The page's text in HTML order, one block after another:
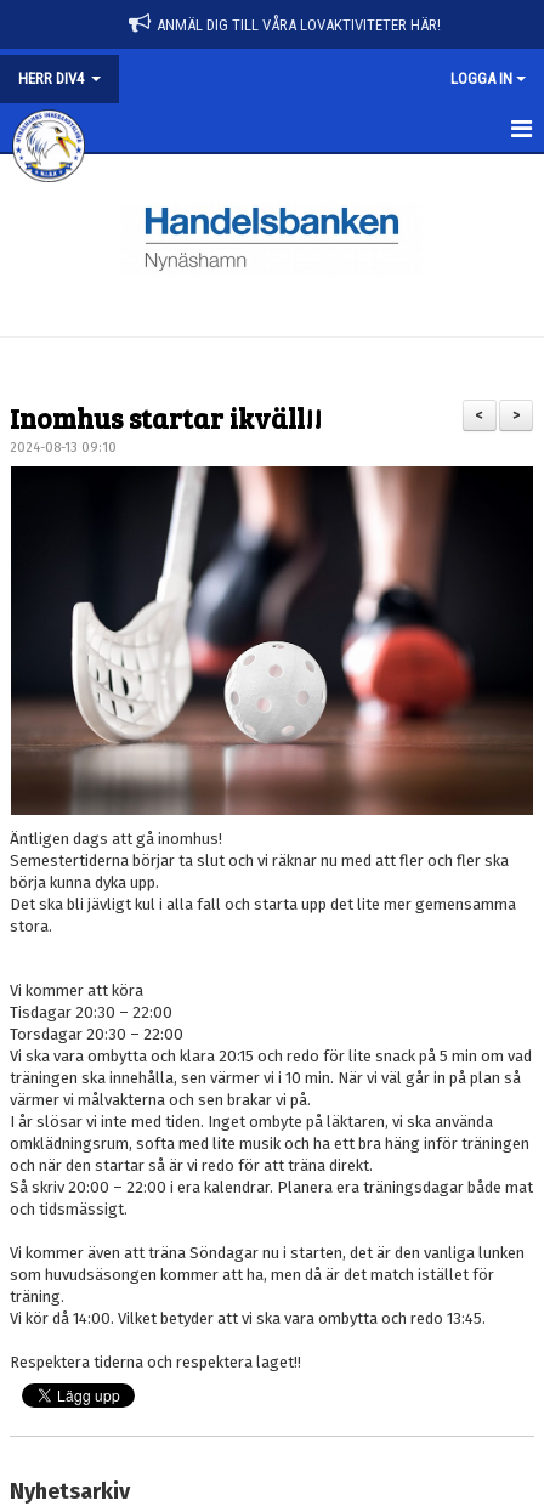
ANMÄL DIG TILL VÅRA LOVAKTIVITETER HÄR!
HERR DIV4 LOGGA IN
HERR DIV4
BILDGALLERI
>
<
Inomhus startar ikväll!!
2024-08-13 09:10
Äntligen dags att gå inomhus!
Semestertiderna börjar ta slut och vi räknar nu med att fler och fler ska
börja kunna dyka upp.
Det ska bli jävligt kul i alla fall och starta upp det lite mer gemensamma
stora.
Vi kommer att köra
Tisdagar 20:30 – 22:00
Torsdagar 20:30 – 22:00
Vi ska vara ombytta och klara 20:15 och redo för lite snack på 5 min om vad
träningen ska innehålla, sen värmer vi i 10 min. När vi väl går in på plan så
värmer vi målvakterna och sen brakar vi på.
I år slösar vi inte med tiden. Inget ombyte på läktaren, vi ska använda
omklädningsrum, softa med lite musik och ha ett bra häng inför träningen
och när den startar så är vi redo för att träna direkt.
Så skriv 20:00 – 22:00 i era kalendrar. Planera era träningsdagar både mat
och tidsmässigt.
Vi kommer även att träna Söndagar nu i starten, det är den vanliga lunken
som huvudsäsongen kommer att ha, men då är det match istället för
träning.
Vi kör då 14:00. Vilket betyder att vi ska vara ombytta och redo 13:45.
Respektera tiderna och respektera laget!!
Nyhetsarkiv